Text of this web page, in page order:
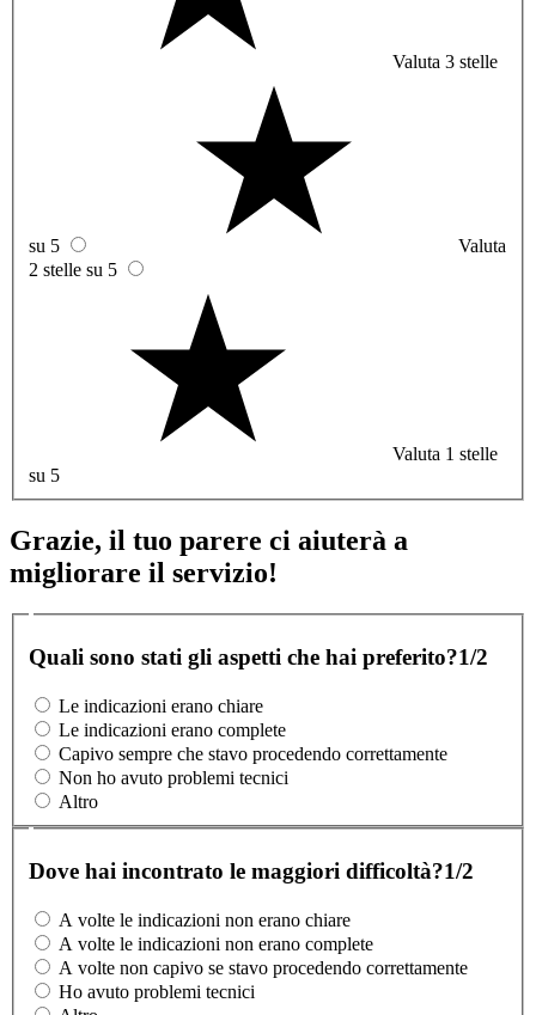
Valuta 3 stelle
su 5
Valuta
2 stelle su 5
Valuta 1 stelle
su 5
Grazie, il tuo parere ci aiuterà a
migliorare il servizio!
Quali sono stati gli aspetti che hai preferito?1/2
Le indicazioni erano chiare
Le indicazioni erano complete
Capivo sempre che stavo procedendo correttamente
Non ho avuto problemi tecnici
Altro
Dove hai incontrato le maggiori difficoltà?1/2
A volte le indicazioni non erano chiare
A volte le indicazioni non erano complete
A volte non capivo se stavo procedendo correttamente
Ho avuto problemi tecnici